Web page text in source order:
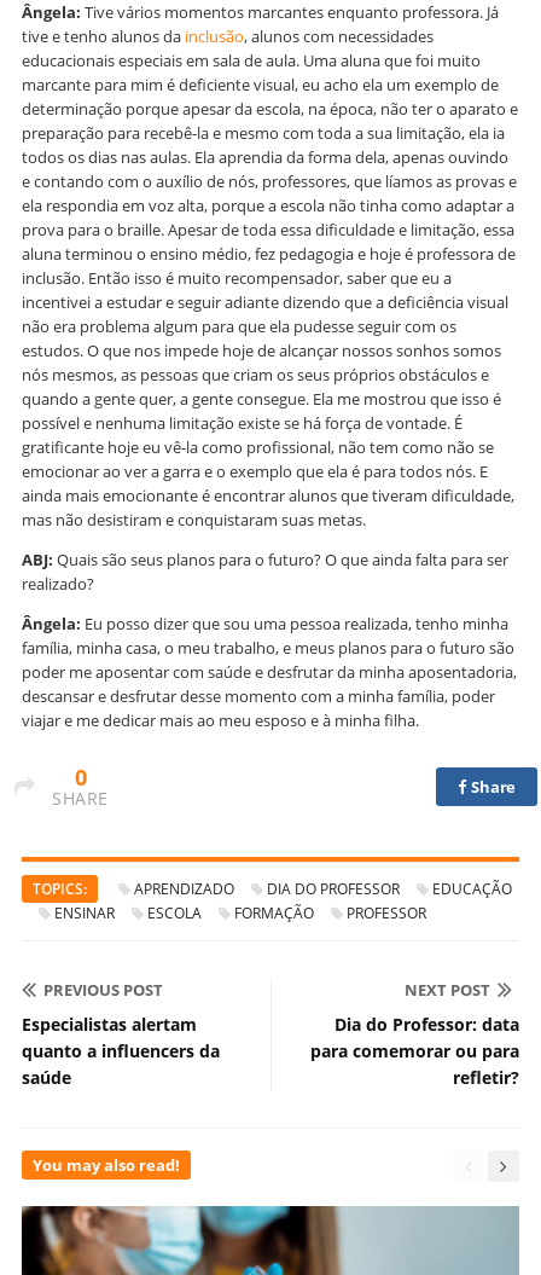
Ângela: Tive vários momentos marcantes enquanto professora. Já
tive e tenho alunos da inclusão, alunos com necessidades
educacionais especiais em sala de aula. Uma aluna que foi muito
marcante para mim é deficiente visual, eu acho ela um exemplo de
determinação porque apesar da escola, na época, não ter o aparato e
preparação para recebê-la e mesmo com toda a sua limitação, ela ia
todos os dias nas aulas. Ela aprendia da forma dela, apenas ouvindo
e contando com o auxílio de nós, professores, que líamos as provas e
ela respondia em voz alta, porque a escola não tinha como adaptar a
prova para o braille. Apesar de toda essa dificuldade e limitação, essa
aluna terminou o ensino médio, fez pedagogia e hoje é professora de
inclusão. Então isso é muito recompensador, saber que eu a
incentivei a estudar e seguir adiante dizendo que a deficiência visual
não era problema algum para que ela pudesse seguir com os
estudos. O que nos impede hoje de alcançar nossos sonhos somos
nós mesmos, as pessoas que criam os seus próprios obstáculos e
quando a gente quer, a gente consegue. Ela me mostrou que isso é
possível e nenhuma limitação existe se há força de vontade. É
gratificante hoje eu vê-la como profissional, não tem como não se
emocionar ao ver a garra e o exemplo que ela é para todos nós. E
ainda mais emocionante é encontrar alunos que tiveram dificuldade,
mas não desistiram e conquistaram suas metas.
ABJ: Quais são seus planos para o futuro? O que ainda falta para ser
realizado?
Ângela: Eu posso dizer que sou uma pessoa realizada, tenho minha
família, minha casa, o meu trabalho, e meus planos para o futuro são
poder me aposentar com saúde e desfrutar da minha aposentadoria,
descansar e desfrutar desse momento com a minha família, poder
viajar e me dedicar mais ao meu esposo e à minha filha.
0
SHARE
Share
TOPICS: APRENDIZADO DIA DO PROFESSOR
EDUCAÇÃO
ENSINAR
ESCOLA FORMAÇÃO PROFESSOR
PREVIOUS POST
Especialistas alertam
quanto a influencers da
saúde
NEXT POST
Dia do Professor: data
para comemorar ou para
refletir?
You may also read!